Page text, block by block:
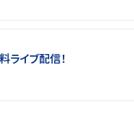
イブ配信！